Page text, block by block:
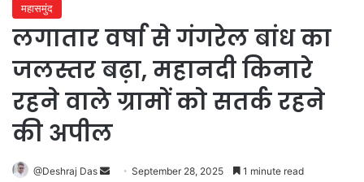
महासमुंद
लगातार वर्षा से गंगरेल बांध का
जलस्तर बढ़ा, महानदी किनारे
रहने वाले ग्रामों को सतर्क रहने
की अपील
@Deshraj Das
Send September 28, 2025 1 minute read